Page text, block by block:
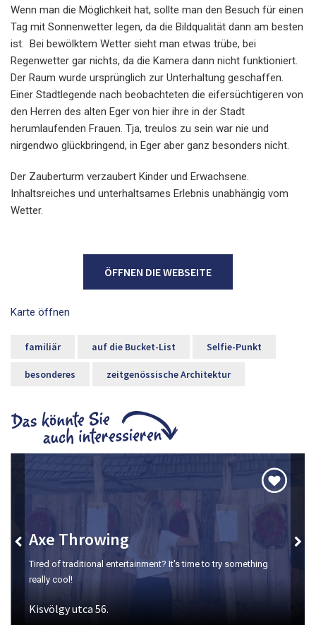
Wenn man die Möglichkeit hat, sollte man den Besuch für einen
Tag mit Sonnenwetter legen, da die Bildqualität dann am besten
ist. Bei bewölktem Wetter sieht man etwas trübe, bei
Regenwetter gar nichts, da die Kamera dann nicht funktioniert.
Der Raum wurde ursprünglich zur Unterhaltung geschaffen.
Einer Stadtlegende nach beobachteten die eifersüchtigeren von
den Herren des alten Eger von hier ihre in der Stadt
herumlaufenden Frauen. Tja, treulos zu sein war nie und
nirgendwo glückbringend, in Eger aber ganz besonders nicht.
Der Zauberturm verzaubert Kinder und Erwachsene.
Inhaltsreiches und unterhaltsames Erlebnis unabhängig vom
Wetter.
ÖFFNEN DIE WEBSEITE
Karte öffnen
familiär auf die Bucket-List Selfie-Punkt
besonderes zeitgenössische Architektur
Axe Throwing
Tired of traditional entertainment? It's time to try something
really cool!
Kisvölgy utca 56.